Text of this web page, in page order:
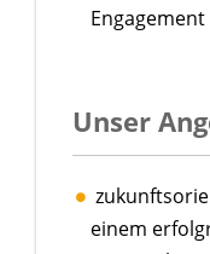
Engagement
Unser
einem